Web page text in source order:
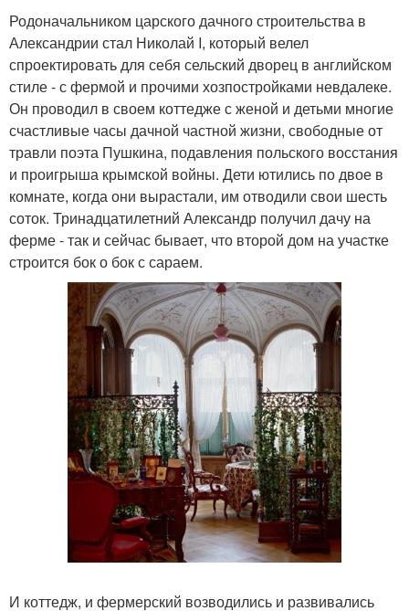
Родоначальником царского дачного строительства в
Александрии стал Николай I, который велел
спроектировать для себя сельский дворец в английском
стиле - с фермой и прочими хозпостройками невдалеке.
Он проводил в своем коттедже с женой и детьми многие
счастливые часы дачной частной жизни, свободные от
травли поэта Пушкина, подавления польского восстания
и проигрыша крымской войны. Дети ютились по двое в
комнате, когда они вырастали, им отводили свои шесть
соток. Тринадцатилетний Александр получил дачу на
ферме - так и сейчас бывает, что второй дом на участке
строится бок о бок с сараем.
И коттедж, и фермерский возводились и развивались